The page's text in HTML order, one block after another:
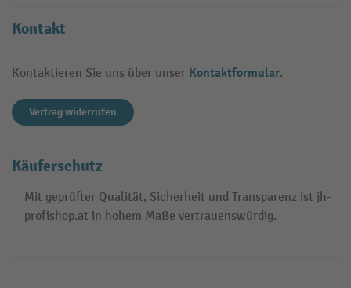
Kontakt
Kontaktieren Sie uns über unser Kontaktformular.
Vertrag widerrufen
Käuferschutz
Mit geprüfter Qualität, Sicherheit und Transparenz ist jh-
profishop.at in hohem Maße vertrauenswürdig.